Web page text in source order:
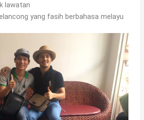
lawatan
yang fasih berbahasa melayu